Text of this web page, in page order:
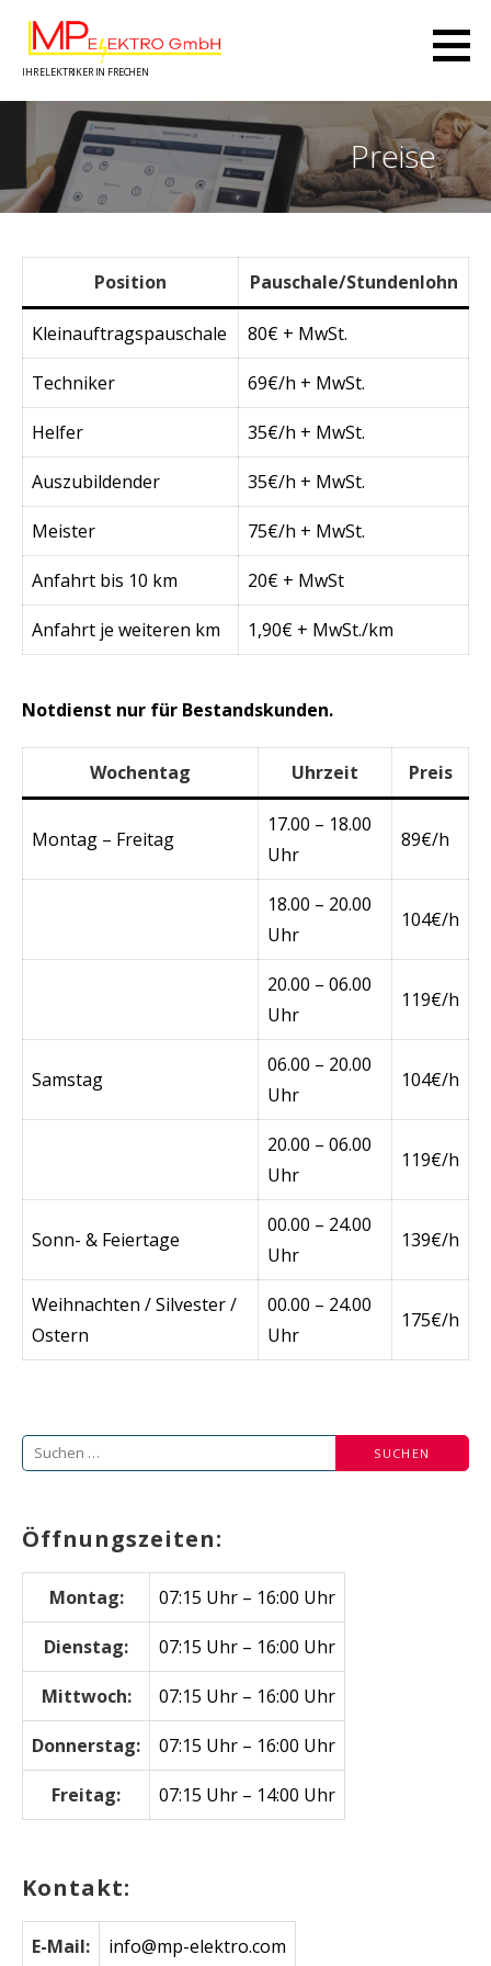
Inhalt
springen
IHR ELEKTRIKER IN FRECHEN
Preise
Position Pauschale/Stundenlohn
Kleinauftragspauschale 80€ + MwSt.
Techniker 69€/h + MwSt.
Helfer 35€/h + MwSt.
Auszubildender 35€/h + MwSt.
Meister 75€/h + MwSt.
Anfahrt bis 10 km 20€ + MwSt
Anfahrt je weiteren km 1,90€ + MwSt./km
Notdienst nur für Bestandskunden.
Wochentag Uhrzeit Preis
Montag – Freitag
17.00 – 18.00
Uhr
89€/h
18.00 – 20.00
Uhr
104€/h
20.00 – 06.00
Uhr
119€/h
Samstag
06.00 – 20.00
Uhr
104€/h
20.00 – 06.00
Uhr
119€/h
Sonn- & Feiertage
00.00 – 24.00
Uhr
139€/h
Weihnachten / Silvester /
Ostern
00.00 – 24.00
Uhr
175€/h
Suchen
Öffnungszeiten:
Montag: 07:15 Uhr – 16:00 Uhr
Dienstag: 07:15 Uhr – 16:00 Uhr
Mittwoch: 07:15 Uhr – 16:00 Uhr
Donnerstag: 07:15 Uhr – 16:00 Uhr
Freitag: 07:15 Uhr – 14:00 Uhr
Kontakt:
E-Mail: info@mp-elektro.com